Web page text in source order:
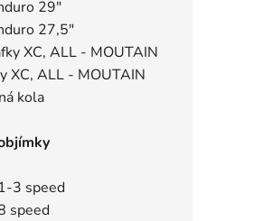
29"
27,5"
XC, ALL - MOUTAIN
XC, ALL - MOUTAIN
kola
3 speed
speed